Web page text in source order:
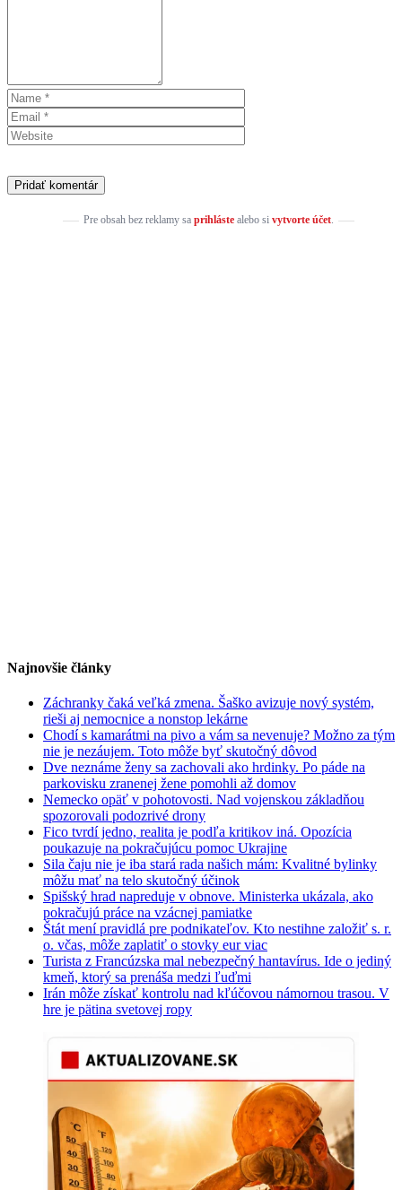
Pre obsah bez reklamy sa prihlástealebo si vytvorte účet.
Najnovšie články
Záchranky čaká veľká zmena. Šaško avizuje nový systém,
rieši aj nemocnice a nonstop lekárne
Chodí s kamarátmi na pivo a vám sa nevenuje? Možno za tým
nie je nezáujem. Toto môže byť skutočný dôvod
Dve neznáme ženy sa zachovali ako hrdinky. Po páde na
parkovisku zranenej žene pomohli až domov
Nemecko opäť v pohotovosti. Nad vojenskou základňou
spozorovali podozrivé drony
Fico tvrdí jedno, realita je podľa kritikov iná. Opozícia
poukazuje na pokračujúcu pomoc Ukrajine
Sila čaju nie je iba stará rada našich mám: Kvalitné bylinky
môžu mať na telo skutočný účinok
Spišský hrad napreduje v obnove. Ministerka ukázala, ako
pokračujú práce na vzácnej pamiatke
Štát mení pravidlá pre podnikateľov. Kto nestihne založiť s. r.
o. včas, môže zaplatiť o stovky eur viac
Turista z Francúzska mal nebezpečný hantavírus. Ide o jediný
kmeň, ktorý sa prenáša medzi ľuďmi
Irán môže získať kontrolu nad kľúčovou námornou trasou. V
hre je pätina svetovej ropy